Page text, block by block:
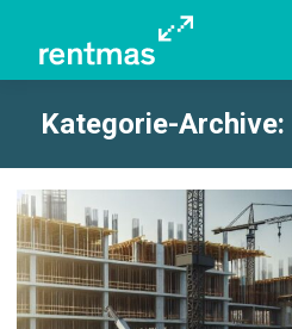
Kategorie-Archive: